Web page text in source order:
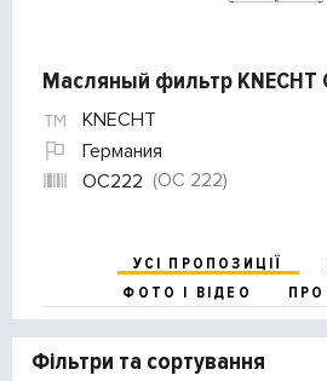
Масляный фильтр KNECHT
KNECHT
Германия
OC222 (OC 222)
УСІ ПРОПОЗИЦІЇ
ФОТО І ВІДЕО
Фільтри та сортування